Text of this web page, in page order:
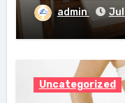
admin
Uncategorized